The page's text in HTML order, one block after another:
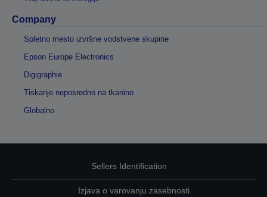
Company
Spletno mesto izvršne vodstvene skupine
Epson Europe Electronics
Digigraphie
Tiskanje neposredno na tkanino
Globalno
Sellers Identification
Izjava o varovanju zasebnosti